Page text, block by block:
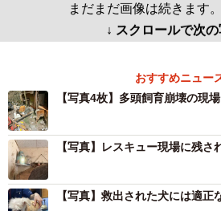
まだまだ画像は続きます
↓ スクロールで次の
おすすめニュー
【写真4枚】多頭飼育崩壊の現場
【写真】レスキュー現場に残さ
【写真】救出された犬には適正